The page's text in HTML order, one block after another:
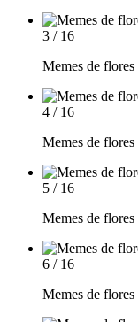
3 / 16
Memes de flores
4 / 16
Memes de flores
5 / 16
Memes de flores
6 / 16
Memes de flores